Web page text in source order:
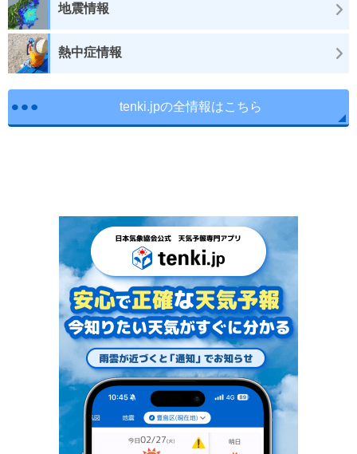
地震情報
熱中症情報
tenki.jpの全情報はこちら